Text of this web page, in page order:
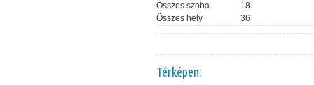
Összes szoba
18
Összes hely
36
Térképen: